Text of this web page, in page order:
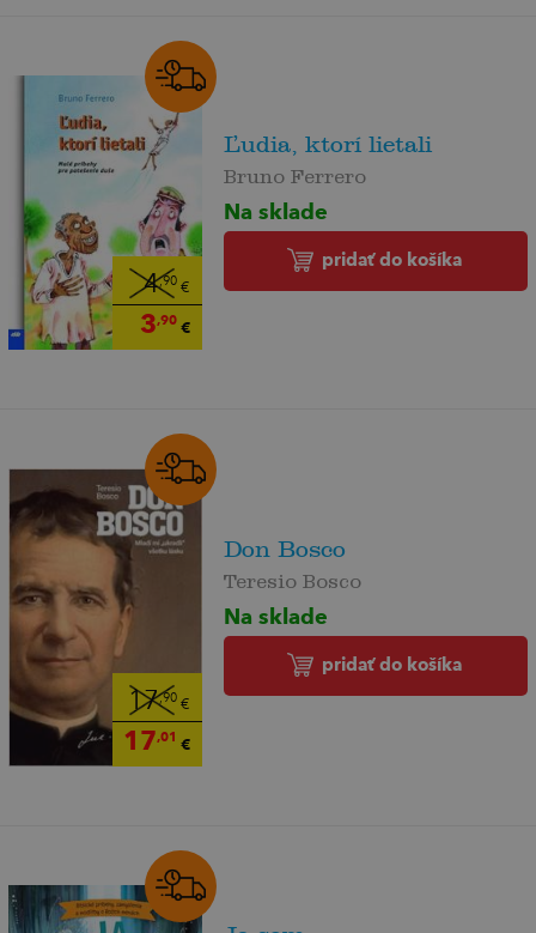
4,90€
3,90€
Ľudia, ktorí lietali
Bruno Ferrero
Na sklade
pridať do košíka
17,90€
17,01 €
Don Bosco
Teresio Bosco
Na sklade
pridať do košíka